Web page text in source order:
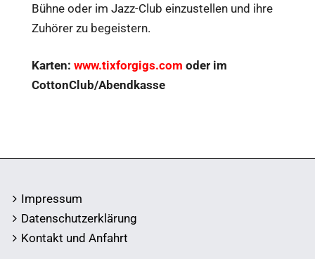
Bühne oder im Jazz-Club einzustellen und ihre
Zuhörer zu begeistern.
Karten: www.tixforgigs.com oder im
CottonClub/Abendkasse
Impressum
Datenschutzerklärung
Kontakt und Anfahrt